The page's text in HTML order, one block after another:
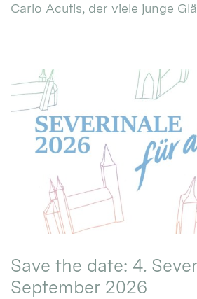
Carlo Acutis, der viele junge
Save the date: 4.
September 2026